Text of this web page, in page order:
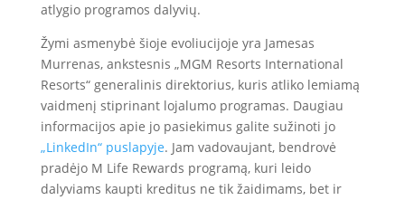
atlygio programos dalyvių.
Žymi asmenybė šioje evoliucijoje yra Jamesas
Murrenas, ankstesnis „MGM Resorts International
Resorts“ generalinis direktorius, kuris atliko lemiamą
vaidmenį stiprinant lojalumo programas. Daugiau
informacijos apie jo pasiekimus galite sužinoti jo
„LinkedIn“ puslapyje. Jam vadovaujant, bendrovė
pradėjo M Life Rewards programą, kuri leido
dalyviams kaupti kreditus ne tik žaidimams, bet ir